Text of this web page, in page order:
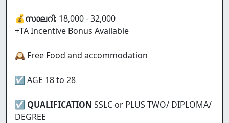
💰സാലറി: 18,000 - 32,000
+TA Incentive Bonus Available
🕰️ Free Food and accommodation
☑️ AGE 18 to 28
☑️ QUALIFICATION SSLC or PLUS TWO/ DIPLOMA/
DEGREE